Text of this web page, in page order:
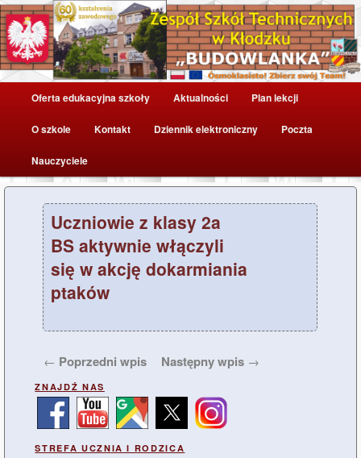
Zespół Szkół Technicznych w
Kłodzku
....Oficjalna strona ZST w Kłodzku (dawniej ZSP nr 1 w Kłodzku) –
Budowlanka
Przeskocz
do
tekstu
Oferta edukacyjna szkoły Aktualności Plan lekcji
O szkole Kontakt Dziennik elektroniczny Poczta
Nauczyciele
Uczniowie z klasy 2a
BS aktywnie włączyli
się w akcję dokarmiania
ptaków
wpisu
← Poprzedni wpis Następny wpis →
ZNAJDŹ NAS
STREFA UCZNIA I RODZICA